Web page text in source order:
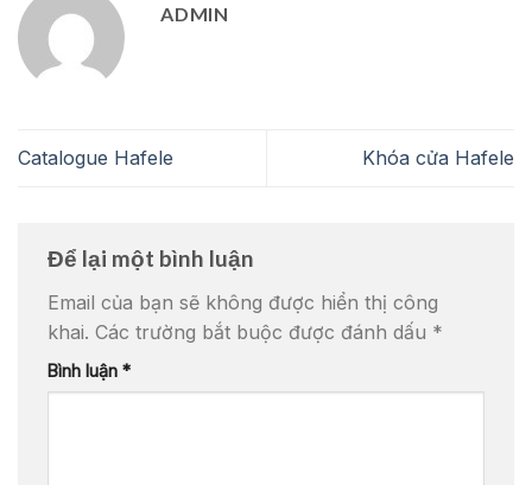
ADMIN
Catalogue Hafele Khóa cửa Hafele
Để lại một bình luận
Email của bạn sẽ không được hiển thị công
khai. Các trường bắt buộc được đánh dấu *
Bình luận *